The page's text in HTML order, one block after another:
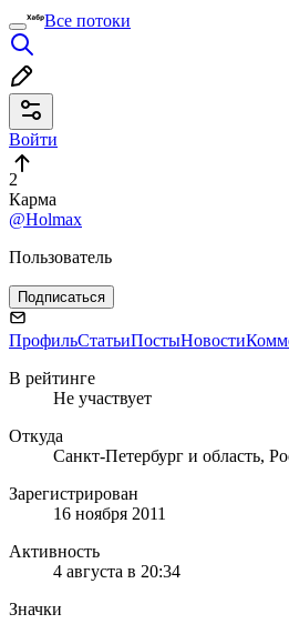
Все потоки
Войти
2
Карма
@Holmax
Пользователь
Подписаться
ПрофильСтатьиПостыНовости
В рейтинге
Не участвует
Откуда
Санкт-Петербург и область,
Зарегистрирован
16 ноября 2011
Активность
4 августа в 20:34
Значки